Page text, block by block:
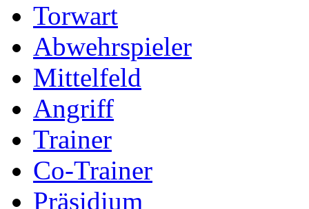
Torwart
Abwehrspieler
Mittelfeld
Angriff
Trainer
Co-Trainer
Präsidium